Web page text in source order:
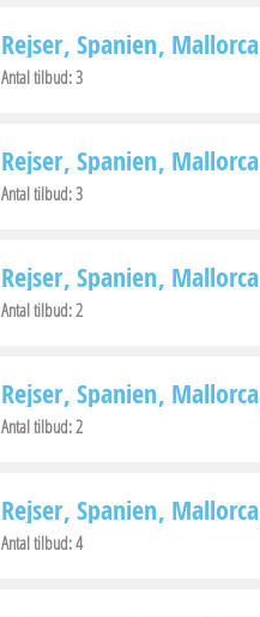
Rejser Spanien Mallorca
Antal tilbud:3
Rejser Spanien Mallorca
Antal tilbud:3
Rejser Spanien Mallorca
Antal tilbud:2
Rejser Spanien Mallorca
Antal tilbud:2
Rejser Spanien Mallorca
Antal tilbud:4